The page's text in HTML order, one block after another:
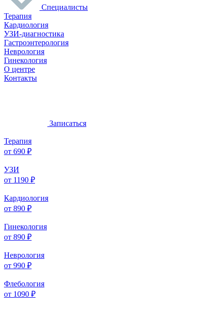
Специалисты
Терапия
Кардиология
УЗИ-диагностика
Гастроэнтерология
Неврология
Гинекология
О центре
Контакты
Записаться
Терапия
от 690 ₽
УЗИ
от 1190 ₽
Кардиология
от 890 ₽
Гинекология
от 890 ₽
Неврология
от 990 ₽
Флебология
от 1090 ₽